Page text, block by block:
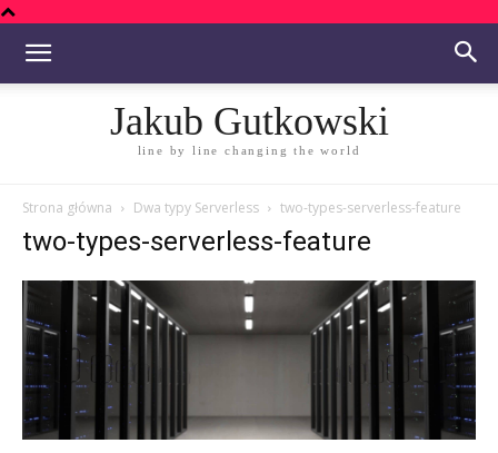
Jakub Gutkowski
line by line changing the world
Strona główna Dwa typy Serverless two-types-serverless-feature
two-types-serverless-feature